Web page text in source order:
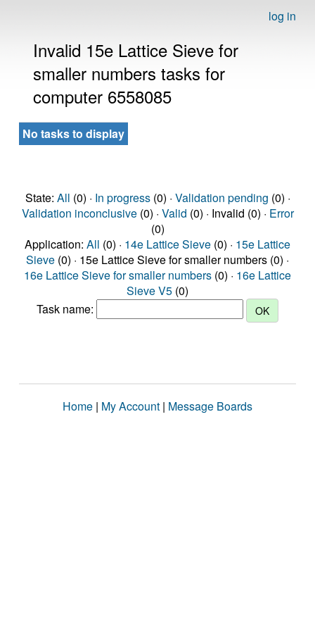
log in
Invalid 15e Lattice Sieve for
smaller numbers tasks for
computer 6558085
No tasks to display
State: All (0) · In progress(0) · Validation pending (0) ·
Validation inconclusive(0) · Valid (0) · Invalid (0) · Error
(0)
Application: All (0) · 14e Lattice Sieve (0) · 15e Lattice
Sieve (0) · 15e Lattice Sieve for smaller numbers (0) ·
16e Lattice Sieve for smaller numbers (0) · 16e Lattice
Sieve V5 (0)
Task name:
Home | My Account | Message Boards